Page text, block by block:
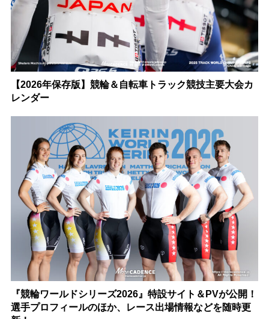
【2026年保存版】競輪＆自転車トラック競技主要大会カ
レンダー
『競輪ワールドシリーズ2026』特設サイト＆PVが公開！
選手プロフィールのほか、レース出場情報などを随時更